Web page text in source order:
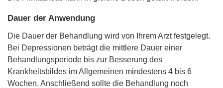
Dauer der Anwendung
Die Dauer der Behandlung wird von Ihrem Arzt festgelegt.
Bei Depressionen beträgt die mittlere Dauer einer
Behandlungsperiode bis zur Besserung des
Krankheitsbildes im Allgemeinen mindestens 4 bis 6
Wochen. Anschließend sollte die Behandlung noch